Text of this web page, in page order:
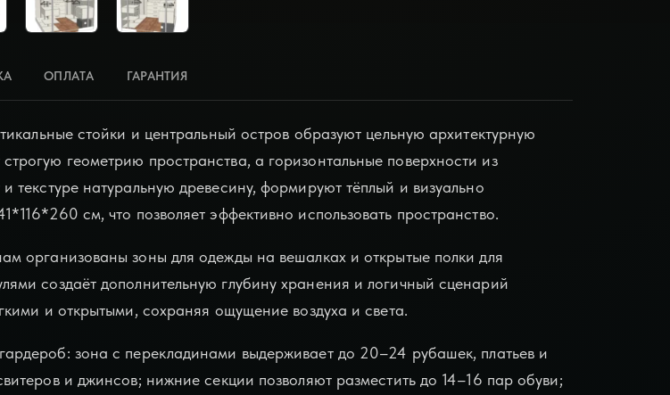
ОПЛАТА ГАРАНТИЯ
стойки и центральный остров образуют цельную архитектурную
геометрию пространства, а горизонтальные поверхности из
натуральную древесину, формируют тёплый и визуально
см, что позволяет эффективно использовать пространство.
организованы зоны для одежды на вешалках и открытые полки для
создаёт дополнительную глубину хранения и логичный сценарий
и открытыми, сохраняя ощущение воздуха и света.
зона с перекладинами выдерживает до 20–24 рубашек, платьев и
и джинсов; нижние секции позволяют разместить до 14–16 пар обуви;